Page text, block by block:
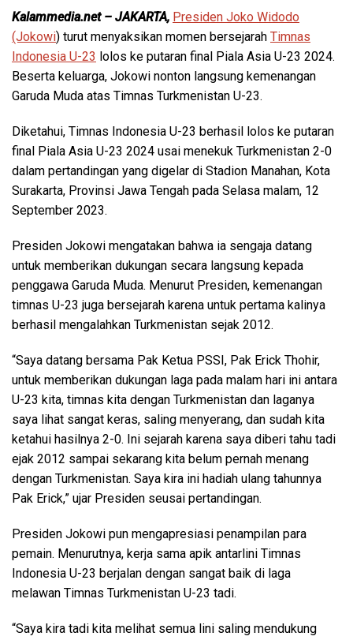
Kalammedia.net – JAKARTA, Presiden Joko Widodo
(Jokowi) turut menyaksikan momen bersejarah Timnas
Indonesia U-23 lolos ke putaran final Piala Asia U-23 2024.
Beserta keluarga, Jokowi nonton langsung kemenangan
Garuda Muda atas Timnas Turkmenistan U-23.
Diketahui, Timnas Indonesia U-23 berhasil lolos ke putaran
final Piala Asia U-23 2024 usai menekuk Turkmenistan 2-0
dalam pertandingan yang digelar di Stadion Manahan, Kota
Surakarta, Provinsi Jawa Tengah pada Selasa malam, 12
September 2023.
Presiden Jokowi mengatakan bahwa ia sengaja datang
untuk memberikan dukungan secara langsung kepada
penggawa Garuda Muda. Menurut Presiden, kemenangan
timnas U-23 juga bersejarah karena untuk pertama kalinya
berhasil mengalahkan Turkmenistan sejak 2012.
“Saya datang bersama Pak Ketua PSSI, Pak Erick Thohir,
untuk memberikan dukungan laga pada malam hari ini antara
U-23 kita, timnas kita dengan Turkmenistan dan laganya
saya lihat sangat keras, saling menyerang, dan sudah kita
ketahui hasilnya 2-0. Ini sejarah karena saya diberi tahu tadi
ejak 2012 sampai sekarang kita belum pernah menang
dengan Turkmenistan. Saya kira ini hadiah ulang tahunnya
Pak Erick,” ujar Presiden seusai pertandingan.
Presiden Jokowi pun mengapresiasi penampilan para
pemain. Menurutnya, kerja sama apik antarlini Timnas
Indonesia U-23 berjalan dengan sangat baik di laga
melawan Timnas Turkmenistan U-23 tadi.
“Saya kira tadi kita melihat semua lini saling mendukung